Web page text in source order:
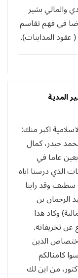
والمالي بشير
في فهم تقاسم
عقود المداينات).
المدية
اكبر منك:
حيدر، كمال
عاما في
الذي درسنا اياه
سطيف وقد راينا
الرحمان بن
وكاد هذا
عن تخريفاته.
الذين
كامثالكم
من اين لك